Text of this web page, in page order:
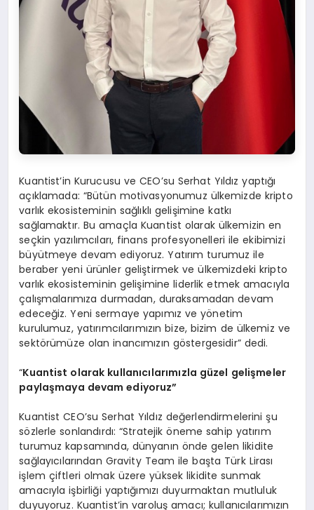
Kuantist’in Kurucusu ve CEO’su Serhat Yıldız yaptığı
açıklamada: “Bütün motivasyonumuz ülkemizde kripto
varlık ekosisteminin sağlıklı gelişimine katkı
sağlamaktır. Bu amaçla Kuantist olarak ülkemizin en
seçkin yazılımcıları, finans profesyonelleri ile ekibimizi
büyütmeye devam ediyoruz. Yatırım turumuz ile
beraber yeni ürünler geliştirmek ve ülkemizdeki kripto
varlık ekosisteminin gelişimine liderlik etmek amacıyla
çalışmalarımıza durmadan, duraksamadan devam
edeceğiz. Yeni sermaye yapımız ve yönetim
kurulumuz, yatırımcılarımızın bize, bizim de ülkemiz ve
sektörümüze olan inancımızın göstergesidir” dedi.
“Kuantist olarak kullanıcılarımızla güzel gelişmeler
paylaşmaya devam ediyoruz”
Kuantist CEO’su Serhat Yıldız değerlendirmelerini şu
sözlerle sonlandırdı: “Stratejik öneme sahip yatırım
turumuz kapsamında, dünyanın önde gelen likidite
sağlayıcılarından Gravity Team ile başta Türk Lirası
işlem çiftleri olmak üzere yüksek likidite sunmak
amacıyla işbirliği yaptığımızı duyurmaktan mutluluk
duyuyoruz. Kuantist’in varoluş amacı; kullanıcılarımızın